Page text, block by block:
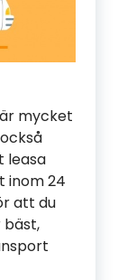
mycket
leasa
inom 24
att du
bäst,